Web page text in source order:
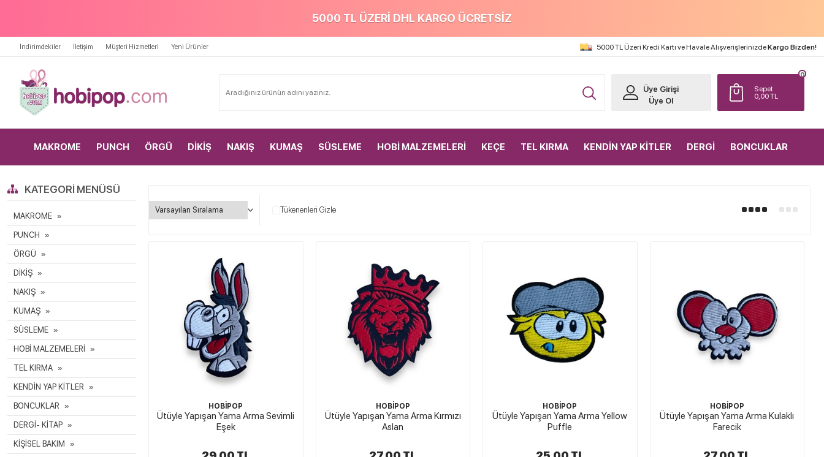
5000 TL ÜZERİ DHL KARGO ÜCRETSİZ
İndirimdekiler İletişim Müşteri Hizmetleri Yeni Ürünler 5000 TL Üzeri Kredi Kartı ve Havale AlışverişlerinizdeKargo Bizden!
Sepet
0,00TL
0
Üye Girişi
Üye Ol
MAKROME PUNCH ÖRGÜ DİKİŞ NAKIŞ KUMAŞ SÜSLEME HOBİ MALZEMELERİ KEÇE TEL KIRMA KENDİN YAP KİTLER DERGİ BONCUKLAR
KATEGORI MENÜSÜ
MAKROME
PUNCH
ÖRGÜ
DİKİŞ
NAKIŞ
KUMAŞ
SÜSLEME
HOBİ MALZEMELERİ
TEL KIRMA
KENDİN YAP KİTLER
BONCUKLAR
DERGİ- KİTAP
KİŞİSEL BAKIM
Tükenenleri Gizle
HOBİPOP
Ütüyle Yapışan Yama Arma Sevimli
Eşek
HOBİPOP
Ütüyle Yapışan Yama Arma Kırmızı
Aslan
HOBİPOP
Ütüyle Yapışan Yama Arma Yellow
Puffle
HOBİPOP
Ütüyle Yapışan Yama Arma Kulaklı
Farecik